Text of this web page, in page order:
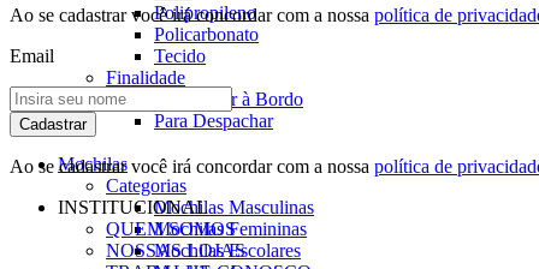
Polipropileno
Policarbonato
Tecido
Finalidade
Para Levar à Bordo
Para Despachar
Mochilas
Categorias
Mochilas Masculinas
Mochilas Femininas
Mochilas Escolares
Ao se cadastrar você irá concordar com a nossa política de
Email
Cadastrar
Ao se cadastrar você irá concordar com a nossa política de
INSTITUCIONAL
QUEM SOMOS
NOSSAS LOJAS